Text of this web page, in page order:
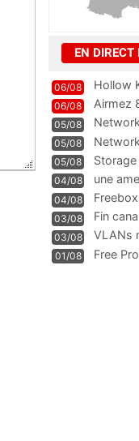
EN DIRECT
06/08 Hollow
06/08
Airmez
05/08
05/08
05/08
04/08
une
WIFI
04/08
03/08 Fin
03/08 VLANs
01/08 Free